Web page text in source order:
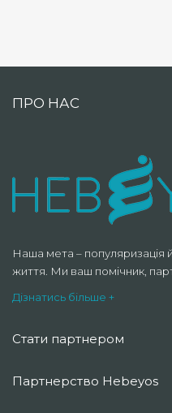
ПРО НАС
Наша мета – популяризація
життя. Ми ваш помічник,
Дізнатись більше +
Стати партнером
Партнерство Hebeyos